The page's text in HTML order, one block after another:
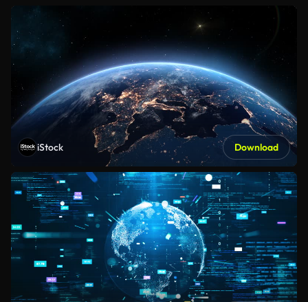
iStock Download